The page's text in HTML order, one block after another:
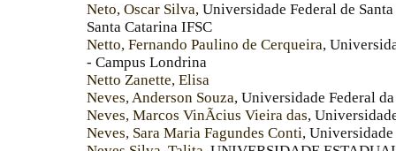
Neto, Oscar Silva, Universidade Federal de
Santa Catarina IFSC
Netto, Fernando Paulino de Cerqueira,
- Campus Londrina
Netto Zanette, Elisa
Neves, Anderson Souza, Universidade Federal
Neves, Marcos VinÃ­cius Vieira das,
Neves, Sara Maria Fagundes Conti,